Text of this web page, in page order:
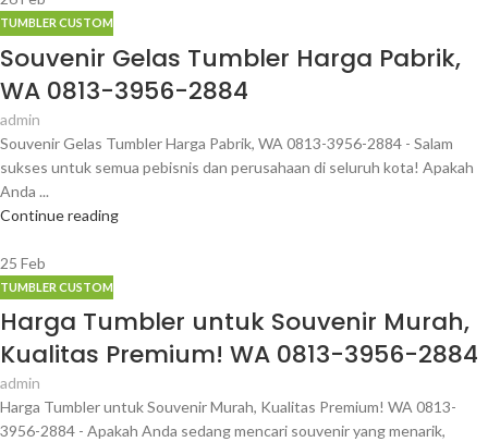
TUMBLER CUSTOM
Souvenir Gelas Tumbler Harga Pabrik,
WA 0813-3956-2884
admin
Souvenir Gelas Tumbler Harga Pabrik, WA 0813-3956-2884 - Salam
sukses untuk semua pebisnis dan perusahaan di seluruh kota! Apakah
Anda ...
Continue reading
25 Feb
TUMBLER CUSTOM
Harga Tumbler untuk Souvenir Murah,
Kualitas Premium! WA 0813-3956-2884
admin
Harga Tumbler untuk Souvenir Murah, Kualitas Premium! WA 0813-
3956-2884 - Apakah Anda sedang mencari souvenir yang menarik,